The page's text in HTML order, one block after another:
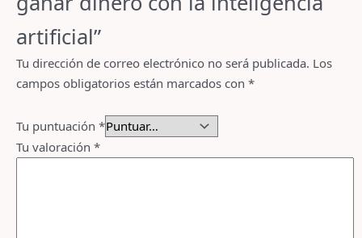
artificial”
Tu dirección de correo electrónico no será publicada. Los
campos obligatorios están marcados con *
Tu puntuación *
Tu valoración *